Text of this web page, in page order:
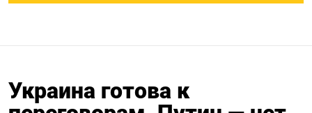
Украина готова к